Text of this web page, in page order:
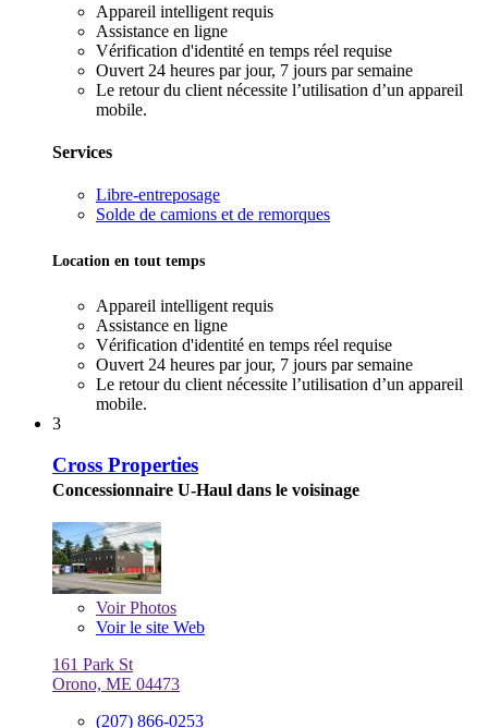
Appareil intelligent requis
Assistance en ligne
Vérification d'identité en temps réel requise
Ouvert 24 heures par jour, 7 jours par semaine
Le retour du client nécessite l’utilisation d’un appareil
mobile.
Services
Libre-entreposage
Solde de camions et de remorques
Location en tout temps
Appareil intelligent requis
Assistance en ligne
Vérification d'identité en temps réel requise
Ouvert 24 heures par jour, 7 jours par semaine
Le retour du client nécessite l’utilisation d’un appareil
mobile.
3
Cross Properties
Concessionnaire U-Haul dans le voisinage
VoirPhotos
Voir le site Web
161 Park St
Orono, ME 04473
(207) 866-0253